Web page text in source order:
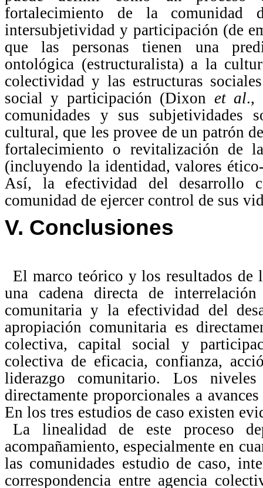
fortalecimiento de la
intersubjetividad y participación (de
que las personas tienen una
ontológica (estructuralista) a la
colectividad y las estructuras
social y participación (Dixon et al.,
comunidades y sus subjetividades
cultural, que les provee de un patrón
fortalecimiento o revitalización de
(incluyendo la identidad, valores
Así, la efectividad del desarrollo
comunidad de ejercer control de sus
V. Conclusiones
El marco teórico y los resultados de
una cadena directa de
comunitaria y la efectividad del
apropiación comunitaria es
colectiva, capital social y
colectiva de eficacia, confianza,
liderazgo comunitario. Los
directamente proporcionales a
En los tres estudios de caso existen
La linealidad de este proceso
acompañamiento, especialmente en
las comunidades estudio de caso,
correspondencia entre agencia